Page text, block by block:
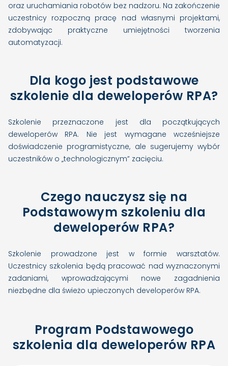
oraz uruchamiania robotów bez nadzoru. Na zakończenie
uczestnicy rozpoczną pracę nad własnymi projektami,
zdobywając praktyczne umiejętności tworzenia
automatyzacji.
Dla kogo jest podstawowe
szkolenie dla deweloperów RPA?
Szkolenie przeznaczone jest dla początkujących
deweloperów RPA. Nie jest wymagane wcześniejsze
doświadczenie programistyczne, ale sugerujemy wybór
uczestników o „technologicznym” zacięciu.
Czego nauczysz się na
Podstawowym szkoleniu dla
deweloperów RPA?
Szkolenie prowadzone jest w formie warsztatów.
Uczestnicy szkolenia będą pracować nad wyznaczonymi
zadaniami, wprowadzającymi nowe zagadnienia
niezbędne dla świeżo upieczonych developerów RPA.
Program Podstawowego
szkolenia dla deweloperów RPA